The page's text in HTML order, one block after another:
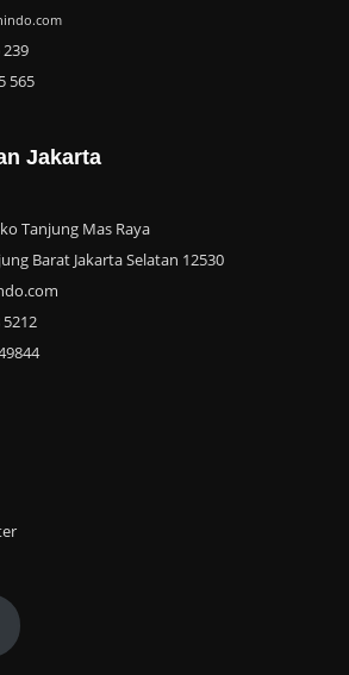
565
Jakarta
Tanjung Mas Raya
Barat Jakarta Selatan 12530